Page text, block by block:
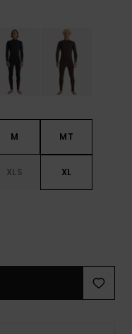
M MT
XLS XL